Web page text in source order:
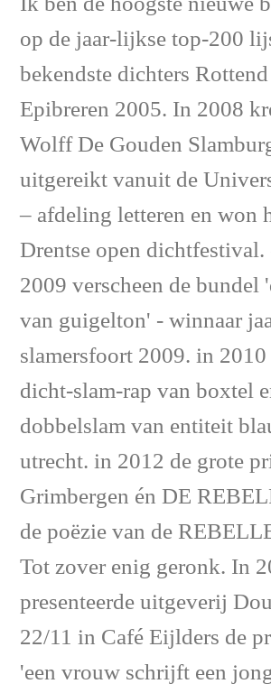
op de jaar-lijkse top-200
bekendste dichters
Epibreren 2005. In 2008
Wolff De Gouden
uitgereikt vanuit de
– afdeling letteren en won
Drentse open
2009 verscheen de bundel
van guigelton' - winnaar
slamersfoort 2009. in
dicht-slam-rap van boxtel
dobbelslam van entiteit
utrecht. in 2012 de grote
Grimbergen én DE
de poëzie van de
Tot zover enig geronk. In
presenteerde uitgeverij
22/11 in Café Eijlders de
'een vrouw schrijft een